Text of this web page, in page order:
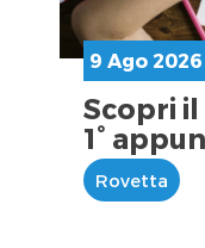
9 Ago 2026
Scopri il
1°
Rovetta